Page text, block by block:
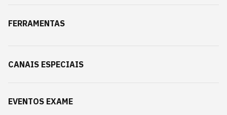
FERRAMENTAS
CANAIS ESPECIAIS
EVENTOS EXAME